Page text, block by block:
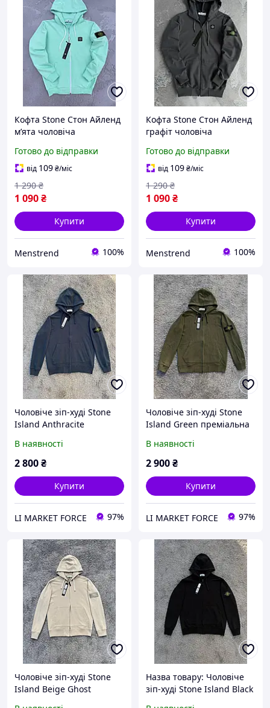
Кофта Stone Стон Айленд
мʼята чоловіча
двухнитка, Толстовка
Стонік
Готово до відправки
від 109₴/міс
1 090₴
1 290 ₴
Купити
Menstrend 100%
Кофта Stone Стон Айленд
графіт чоловіча
двухнитка, Толстовка
Стонік
Готово до відправки
від 109₴/міс
1 090₴
1 290 ₴
Купити
Menstrend 100%
Чоловіче зіп-худі Stone
Island Anthracite
блискавці Стоун Айленд
антрацит із QR-кодом та
В наявності
2 800₴
Купити
LI MARKET FORCE 97%
Чоловіче зіп-худі Stone
Island Green преміальна
Айленд зелена із QR-
кодом та фурнітурою YKK
В наявності
2 900₴
Купити
LI MARKET FORCE 97%
Чоловіче зіп-худі Stone
Island Beige Ghost
Назва товару: Чоловіче
зіп-худі Stone Island Black